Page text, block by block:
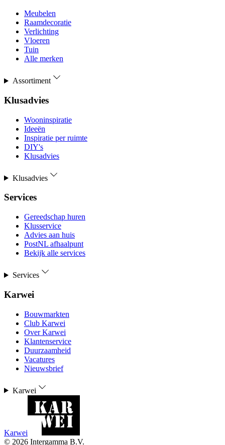
Meubelen
Raamdecoratie
Verlichting
Vloeren
Tuin
Alle merken
Assortiment
Klusadvies
Wooninspiratie
Ideeën
Inspiratie per ruimte
DIY's
Klusadvies
Klusadvies
Services
Gereedschap huren
Klusservice
Advies aan huis
PostNL afhaalpunt
Bekijk alle services
Services
Karwei
Bouwmarkten
Club Karwei
Over Karwei
Klantenservice
Duurzaamheid
Vacatures
Nieuwsbrief
Karwei
Karwei
© 2026 Intergamma B.V.